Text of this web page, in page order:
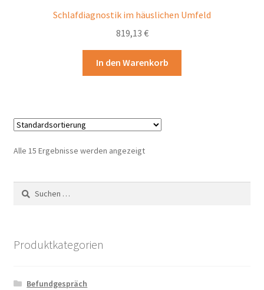
Schlafdiagnostik im häuslichen Umfeld
819,13 €
In den Warenkorb
Alle 15 Ergebnisse werden angezeigt
Suchen
nach:
Produktkategorien
Befundgespräch